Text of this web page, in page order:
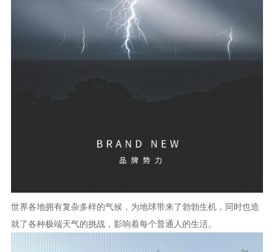
世界各地拥有复杂多样的气候，为地球带来了勃勃生机，同时也造
就了各种极端天气的挑战，影响着每个普通人的生活。